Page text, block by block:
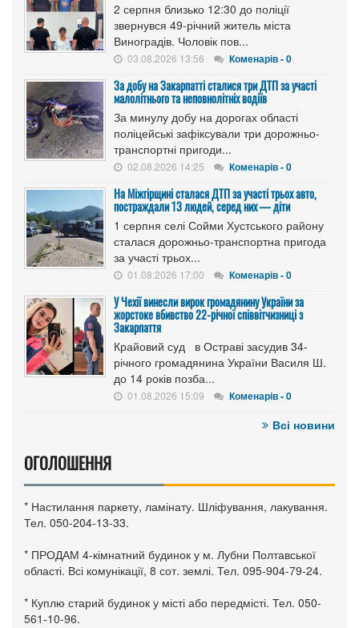
2 серпня близько 12:30 до поліції
звернувся 49-річний житель міста
Виноградів. Чоловік пов...
03.08.2026 13:56 Коменарів - 0
За добу на Закарпатті сталися три ДТП за участі
малолітнього та неповнолітніх водіїв
За минулу добу на дорогах області
поліцейські зафіксували три дорожньо-
транспортні пригоди...
02.08.2026 14:25 Коменарів - 0
На Міжгірщині сталася ДТП за участі трьох авто,
постраждали 13 людей, серед них — діти
1 серпня селі Сойми Хустського району
сталася дорожньо-транспортна пригода
за участі трьох...
01.08.2026 17:00 Коменарів - 0
У Чехії винесли вирок громадянину України за
жорстоке вбивство 22-річної співвітчизниці з
Закарпаття
Крайовий суд в Остраві засудив 34-
річного громадянина України Василя Ш.
до 14 років позба...
01.08.2026 15:09 Коменарів - 0
Всі новини
ОГОЛОШЕННЯ
* Настилання паркету, ламінату. Шліфування, лакування.
Тел. 050-204-13-33.
* ПРОДАМ 4-кімнатний будинок у м. Лубни Полтавської
області. Всі комунікації, 8 сот. землі. Тел. 095-904-79-24.
* Куплю старий будинок у місті або передмісті. Тел. 050-
561-10-96.